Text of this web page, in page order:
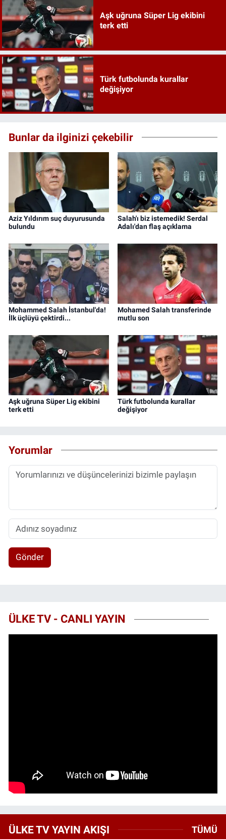
Aşk uğruna Süper Lig ekibini
terk etti
Türk futbolunda kurallar
değişiyor
Bunlar da ilginizi çekebilir
Aziz Yıldırım suç duyurusunda
bulundu
Salah'ı biz istemedik! Serdal
Adalı'dan flaş açıklama
Mohammed Salah İstanbul'da!
İlk üçlüyü çektirdi...
Mohamed Salah transferinde
mutlu son
Aşk uğruna Süper Lig ekibini
terk etti
Türk futbolunda kurallar
değişiyor
Yorumlar
Gönder
ÜLKE TV - CANLI YAYIN
ÜLKE TV YAYIN AKIŞI TÜMÜ